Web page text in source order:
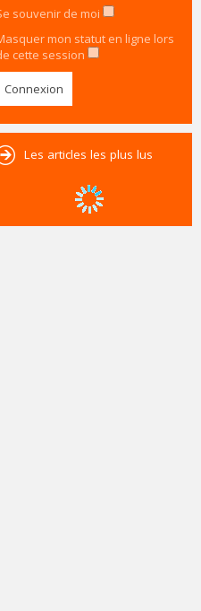
souvenir de moi
mon statut en ligne lors
cette session
Les articles les plus lus